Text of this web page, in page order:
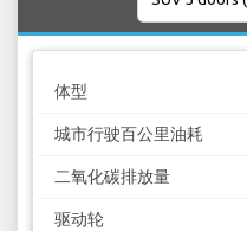
体型
城市行驶百公里油耗
二氧化碳排放量
驱动轮